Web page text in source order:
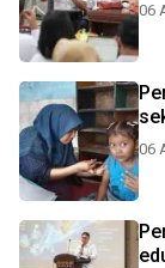
06
06